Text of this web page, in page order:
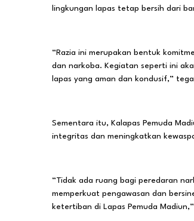
lingkungan lapas tetap bersih dari
“Razia ini merupakan bentuk
dan narkoba. Kegiatan seperti ini
lapas yang aman dan kondusif,”
Sementara itu, Kalapas Pemuda
integritas dan meningkatkan
“Tidak ada ruang bagi peredaran
memperkuat pengawasan dan
ketertiban di Lapas Pemuda